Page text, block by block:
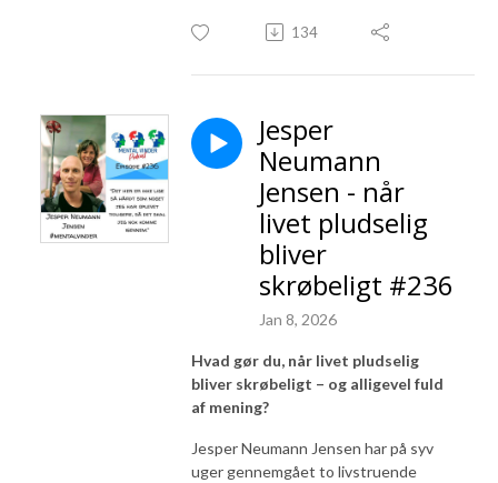
134
Jesper
Neumann
Jensen - når
livet pludselig
bliver
skrøbeligt #236
Jan 8, 2026
Hvad gør du, når livet pludselig
bliver skrøbeligt – og alligevel fuld
af mening?
Jesper Neumann Jensen har på syv
uger gennemgået to livstruende